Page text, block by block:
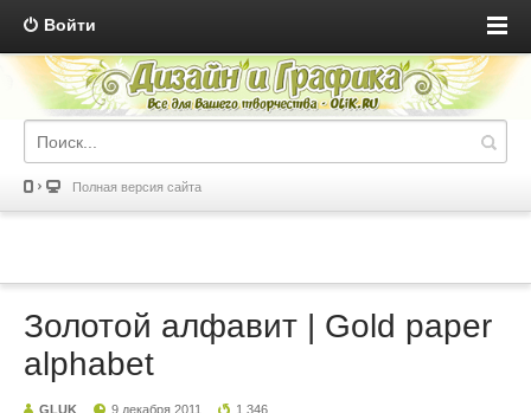
Войти
Полная версия сайта
Золотой алфавит | Gold paper
alphabet
GLUK 9 декабря 2011 1 346